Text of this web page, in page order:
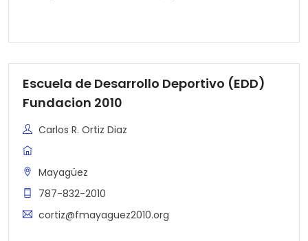
Escuela de Desarrollo Deportivo (EDD)
Fundacion 2010
Carlos R. Ortiz Diaz
Mayagüez
787-832-2010
cortiz@fmayaguez2010.org